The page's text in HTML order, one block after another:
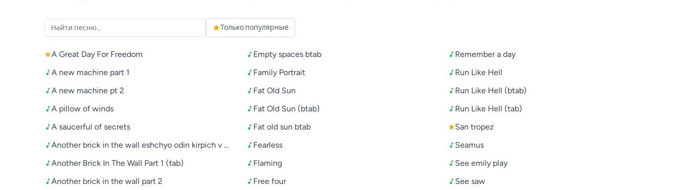
Только популярные
A Great Day For Freedom
A new machine part 1
A new machine pt 2
A pillow of winds
A saucerful of secrets
Another brick in the wall eshchyo odin kirpich v stene ost the wall stena na russkom
Another Brick In The Wall Part 1 (tab)
Another brick in the wall part 2
Empty spaces btab
Family Portrait
Fat Old Sun
Fat Old Sun (btab)
Fat old sun btab
Fearless
Flaming
Free four
Remember a day
Run Like Hell
Run Like Hell (btab)
Run Like Hell (tab)
San tropez
Seamus
See emily play
See saw